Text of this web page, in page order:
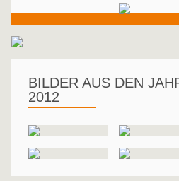
BILDER AUS DEN
2012